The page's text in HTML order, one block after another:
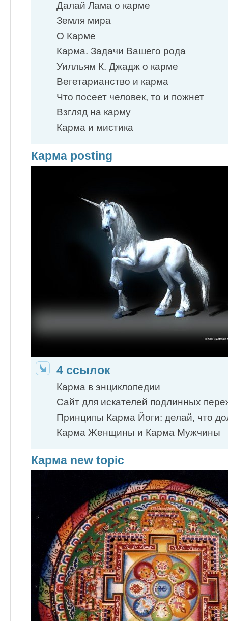
Далай Лама о карме
Земля мира
О Карме
Карма. Задачи Вашего рода
Уилльям К. Джадж о карме
Вегетарианство и карма
Что посеет человек, то и пожнет
Взгляд на карму
Карма и мистика
Карма posting
4 ссылок
Карма в энциклопедии
Сайт для искателей подлинных
Принципы Карма Йоги: делай, что
Карма Женщины и Карма Мужчины
Карма new topic